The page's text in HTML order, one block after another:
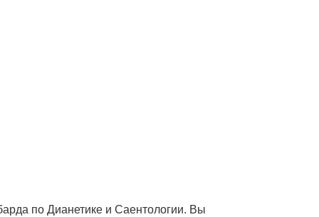
по Дианетике и Саентологии. Вы